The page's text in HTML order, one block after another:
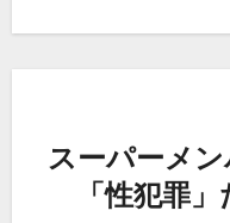
スーパーメ
「性犯罪